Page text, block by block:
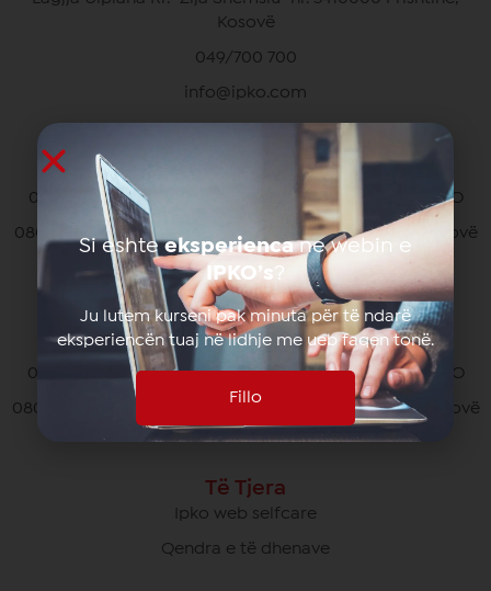
Kosovë
049/700 700
info@ipko.com
Kujdesi Ndaj Klientëve Privat
049/700 700 pa pagesë për thirrjet brenda rrjetit IPKO
080070070 pa pagesë nga të gjithë operatorët në Kosovë
*770# për thirrjet nga roaming
Kujdesi Ndaj Klientëve të Biznesit
049/700 900 pa pagesë për thirrjet brenda rrjetit IPKO
080070000 pa pagesë nga të gjithë operatorët në Kosovë
Të Tjera
Ipko web selfcare
Qendra e të dhenave
Si eshteeksperiencane webin e
IPKO’s?
Ju lutem kurseni pak minuta për të ndarë
eksperiencën tuaj në lidhje me ueb faqen tonë.
Fillo